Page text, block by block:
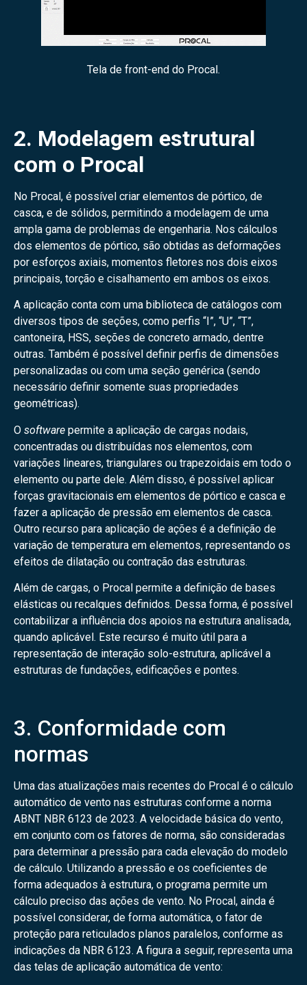
Tela de front-end do Procal.
2. Modelagem estrutural
com o Procal
No Procal, é possível criar elementos de pórtico, de
casca, e de sólidos, permitindo a modelagem de uma
ampla gama de problemas de engenharia. Nos cálculos
dos elementos de pórtico, são obtidas as deformações
por esforços axiais, momentos fletores nos dois eixos
principais, torção e cisalhamento em ambos os eixos.
A aplicação conta com uma biblioteca de catálogos com
diversos tipos de seções, como perfis “I”, “U”, “T”,
cantoneira, HSS, seções de concreto armado, dentre
outras. Também é possível definir perfis de dimensões
personalizadas ou com uma seção genérica (sendo
necessário definir somente suas propriedades
geométricas).
O software permite a aplicação de cargas nodais,
concentradas ou distribuídas nos elementos, com
variações lineares, triangulares ou trapezoidais em todo o
elemento ou parte dele. Além disso, é possível aplicar
forças gravitacionais em elementos de pórtico e casca e
fazer a aplicação de pressão em elementos de casca.
Outro recurso para aplicação de ações é a definição de
variação de temperatura em elementos, representando os
efeitos de dilatação ou contração das estruturas.
Além de cargas, o Procal permite a definição de bases
elásticas ou recalques definidos. Dessa forma, é possível
contabilizar a influência dos apoios na estrutura analisada,
quando aplicável. Este recurso é muito útil para a
representação de interação solo-estrutura, aplicável a
estruturas de fundações, edificações e pontes.
3. Conformidade com
normas
Uma das atualizações mais recentes do Procal é o cálculo
automático de vento nas estruturas conforme a norma
ABNT NBR 6123 de 2023. A velocidade básica do vento,
em conjunto com os fatores de norma, são consideradas
para determinar a pressão para cada elevação do modelo
de cálculo. Utilizando a pressão e os coeficientes de
forma adequados à estrutura, o programa permite um
cálculo preciso das ações de vento. No Procal, ainda é
possível considerar, de forma automática, o fator de
proteção para reticulados planos paralelos, conforme as
indicações da NBR 6123. A figura a seguir, representa uma
das telas de aplicação automática de vento: